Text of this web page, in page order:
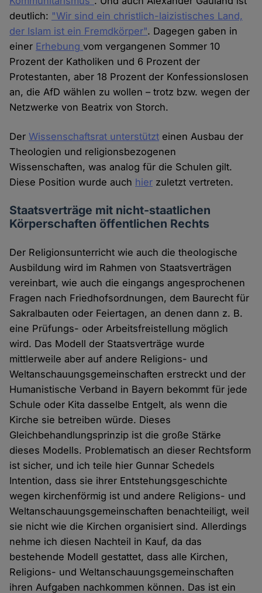
deutlich: "Wir sind ein christlich-laizistisches Land,
der Islam ist ein Fremdkörper". Dagegen gaben in
einer Erhebungvom vergangenen Sommer 10
Prozent der Katholiken und 6 Prozent der
Protestanten, aber 18 Prozent der Konfessionslosen
an, die AfD wählen zu wollen – trotz bzw. wegen der
Netzwerke von Beatrix von Storch.
DerWissenschaftsrat unterstützt einen Ausbau der
Theologien und religionsbezogenen
Wissenschaften, was analog für die Schulen gilt.
Diese Position wurde auch hier zuletzt vertreten.
Staatsverträge mit nicht-staatlichen
Körperschaften öffentlichen Rechts
Der Religionsunterricht wie auch die theologische
Ausbildung wird im Rahmen von Staatsverträgen
vereinbart, wie auch die eingangs angesprochenen
Fragen nach Friedhofsordnungen, dem Baurecht für
Sakralbauten oder Feiertagen, an denen dann z. B.
eine Prüfungs- oder Arbeitsfreistellung möglich
wird. Das Modell der Staatsverträge wurde
mittlerweile aber auf andere Religions- und
Weltanschauungsgemeinschaften erstreckt und der
Humanistische Verband in Bayern bekommt für jede
Schule oder Kita dasselbe Entgelt, als wenn die
Kirche sie betreiben würde. Dieses
Gleichbehandlungsprinzip ist die große Stärke
dieses Modells. Problematisch an dieser Rechtsform
ist sicher, und ich teile hier Gunnar Schedels
Intention, dass sie ihrer Entstehungsgeschichte
wegen kirchenförmig ist und andere Religions- und
Weltanschauungsgemeinschaften benachteiligt, weil
sie nicht wie die Kirchen organisiert sind. Allerdings
nehme ich diesen Nachteil in Kauf, da das
bestehende Modell gestattet, dass alle Kirchen,
Religions- und Weltanschauungsgemeinschaften
ihren Aufgaben nachkommen können. Das ist ein